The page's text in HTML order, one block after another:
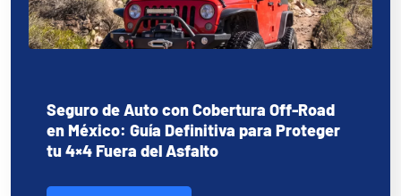
Seguro de Auto con Cobertura Off-Road
en México: Guía Definitiva para Proteger
tu 4×4 Fuera del Asfalto